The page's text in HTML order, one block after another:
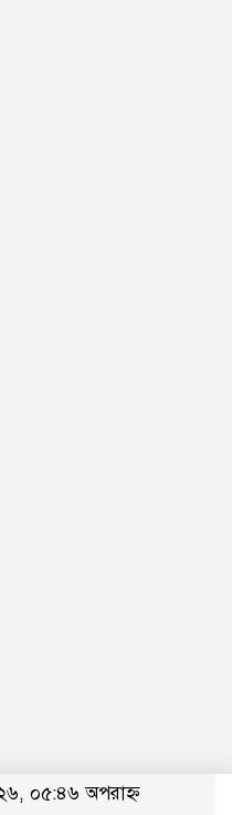
০৫:৪৬ অপরাহ্ন